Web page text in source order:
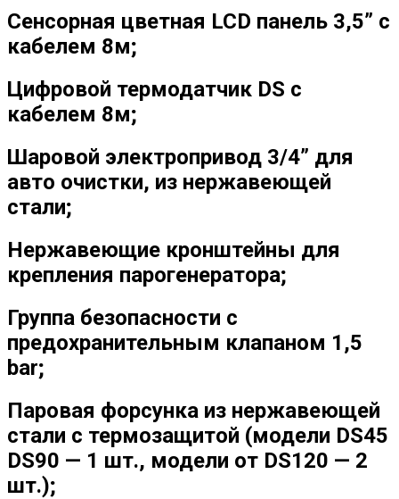
Сенсорная цветная LCD панель 3,5” с
кабелем 8м;
Цифровой термодатчик DS c
кабелем 8м;
Шаровой электропривод 3/4” для
авто очистки, из нержавеющей
стали;
Нержавеющие кронштейны для
крепления парогенератора;
Группа безопасности с
предохранительным клапаном 1,5
bar;
Паровая форсунка из нержавеющей
стали с термозащитой (модели DS45
DS90 — 1 шт., модели от DS120 — 2
шт.);